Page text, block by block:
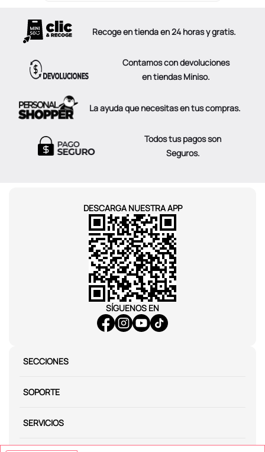
Recoge en tienda en 24 horas y gratis.
Contamos con devoluciones
en tiendas Miniso.
La ayuda que necesitas en tus compras.
Todos tus pagos son
Seguros.
DESCARGA NUESTRA APP
SÍGUENOS EN
SECCIONES
SOPORTE
SERVICIOS